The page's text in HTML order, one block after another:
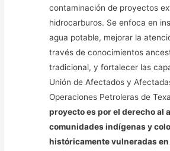
contaminación de proyectos
hidrocarburos. Se enfoca en
agua potable, mejorar la
través de conocimientos
tradicional, y fortalecer las
Unión de Afectados y
Operaciones Petroleras de
proyecto es por el derecho al
comunidades indígenas y
históricamente vulneradas